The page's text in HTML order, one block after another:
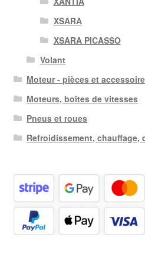
XSARA
XSARA PICASSO
Volant
Moteur - pièces et
Moteurs, boîtes de vitesses
Pneus et roues
Refroidissement, chauffage,